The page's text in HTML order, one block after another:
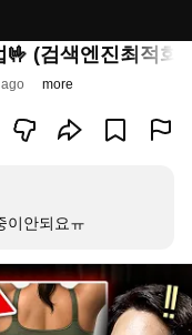
(검색엔진최적화
more
이안되요ㅠ